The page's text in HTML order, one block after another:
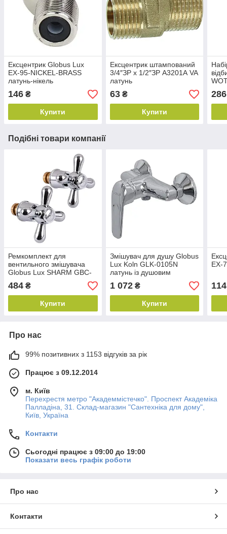
Ексцентрик Globus Lux
EX-95-NICKEL-BRASS
латунь-нікель
146 ₴
Купити
Ексцентрик штампований
3/4″ЗР х 1/2″ЗР А3201А VA
латунь
63₴
Купити
286
Подібні товари компанії
Ремкомплект для
вентильного змішувача
Globus Lux SHARM GBC-
02S-MEC Рукоятка + Кран-
букса ПАРА
484 ₴
Купити
Змішувач для душу Globus
Lux Koln GLK-0105N
латунь із душовим
1 072₴
Купити
EX-
114
Про нас
99% позитивних з 1153 відгуків за рік
Працює з 09.12.2014
м. Київ
Перехрестя метро "Академмістечко". Проспект Академіка
Палладіна, 31. Склад-магазин "Сантехніка для дому",
Київ, Україна
Контакти
Сьогодні працює з 09:00 до 19:00
Показати весь графік роботи
Про нас
Контакти